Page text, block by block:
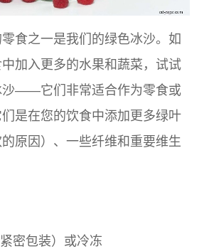
食之一是我们的绿色冰沙。如
加入更多的水果和蔬菜，试试
沙——它们非常适合作为零食或
是在您的饮食中添加更多绿叶
原因）、一些纤维和重要维生
密包装）或冷冻